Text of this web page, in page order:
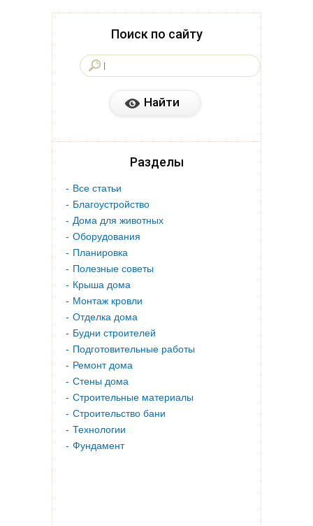
Поиск по сайту
Разделы
Все статьи
Благоустройство
Дома для животных
Оборудования
Планировка
Полезные советы
Крыша дома
Монтаж кровли
Отделка дома
Будни строителей
Подготовительные работы
Ремонт дома
Стены дома
Строительные материалы
Строительство бани
Технологии
Фундамент